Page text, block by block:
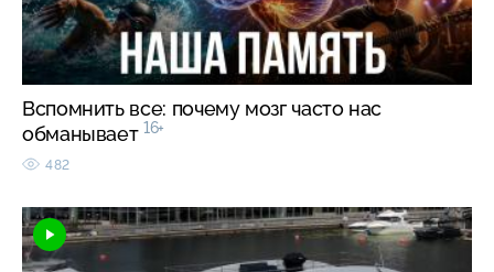
Вспомнить все: почему мозг часто нас
обманывает 16+
482